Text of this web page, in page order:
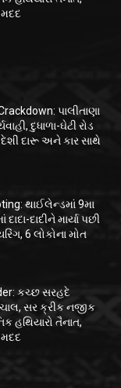
મદદ
પાલીતાણા
દુધાળા-ઘેટી રોડ
દારૂ અને કાર સાથે
થાઈલેન્ડમાં 9મા
દાદીને માર્યા પછી
6 લોકોના મોત
કચ્છ સરહદે
સર ક્રીક નજીક
હથિયારો તૈનાત,
મદદ